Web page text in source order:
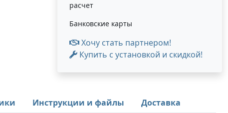
расчет
Банковские карты
Хочу стать партнером!
Купить с установкой и скидкой!
Инструкции и файлы Доставка